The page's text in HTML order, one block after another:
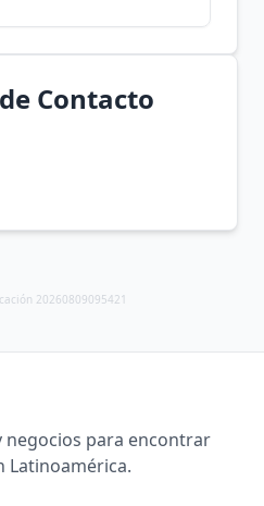
Contacto
20260809095421
negocios para encontrar
Latinoamérica.